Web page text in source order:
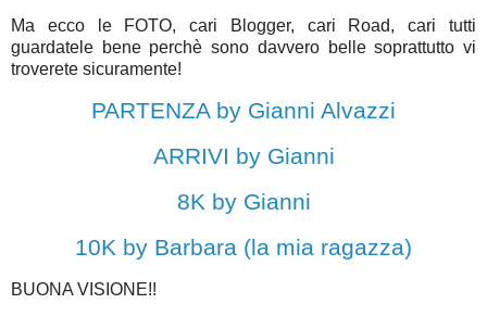
Ma ecco le FOTO, cari Blogger, cari Road, cari tutti
guardatele bene perchè sono davvero belle soprattutto vi
troverete sicuramente!
PARTENZA by Gianni Alvazzi
ARRIVI by Gianni
8K by Gianni
10K by Barbara (la mia ragazza)
BUONA VISIONE!!